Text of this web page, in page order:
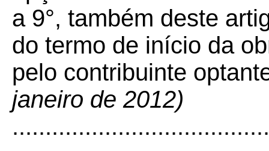
a 9°, também deste
do termo de início da
pelo contribuinte
janeiro de 2012)